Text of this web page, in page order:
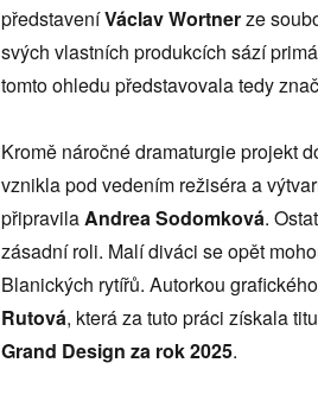
představeníVáclav Wortnerze
svých vlastních produkcích sází
tomto ohledu představovala tedy
Kromě náročné dramaturgie projekt
vznikla pod vedením režiséra a
připravilaAndrea Sodomková.
zásadní roli. Malí diváci se opět
Blanických rytířů. Autorkou
Rutová, která za tuto práci získala
Grand Design za rok 2025.